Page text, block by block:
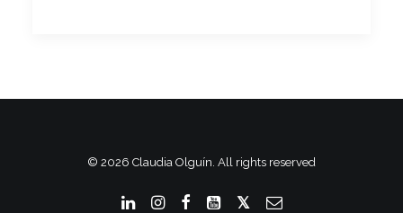
© 2026 Claudia Olguín. All rights reserved